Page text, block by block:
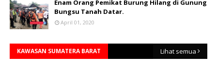
Enam Orang Pemikat Burung Hilang di Gunung
Bungsu Tanah Datar.
April 01, 2020
KAWASAN SUMATERA BARAT Lihat semua